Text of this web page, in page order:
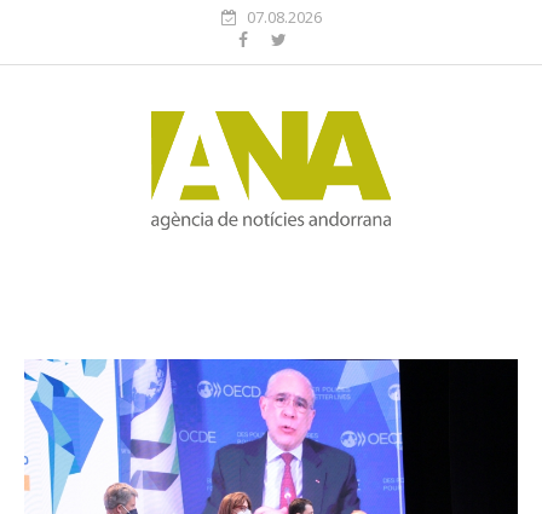
07.08.2026